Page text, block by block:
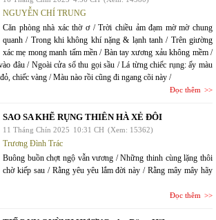
NGUYỄN CHÍ TRUNG
Căn phòng nhà xác thờ ơ / Trời chiều ảm đạm mờ mờ chung
quanh / Trong khi không khí nặng & lạnh tanh / Trên giường
xác mẹ mong manh tấm mền / Bàn tay xương xảu không mềm /
đâu / Ngoài cửa sổ thu gọi sầu / Lá từng chiếc rụng: ấy màu
chiếc vàng / Màu nào rồi cũng đi ngang cõi này /
Đọc thêm
SAO SA KHẼ RỤNG THIÊN HÀ XẺ ĐÔI
11 Tháng Chín 2025 10:31 CH (Xem: 15362)
Trương Đình Trác
Buông buồn chợt ngộ vẫn vương / Những thinh cùng lặng thôi
chờ kiếp sau / Rằng yêu yêu lắm đời này / Rằng mây mây hãy
Đọc thêm